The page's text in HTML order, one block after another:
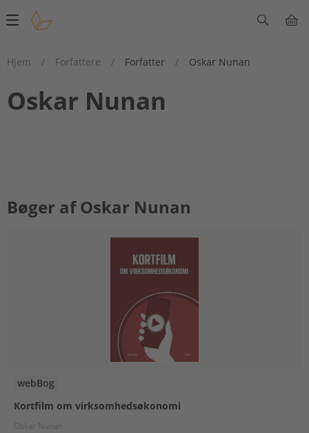
Main
Hjem
/ Forfattere / Forfatter / Oskar Nunan
Oskar Nunan
Bøger af Oskar Nunan
webBog
Kortfilm om virksomhedsøkonomi
Oskar Nunan